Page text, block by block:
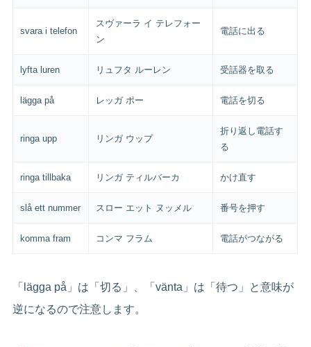
svara i telefon
スヴァーラ イ テレフォー
ン
電話に出る
lyfta luren リュフタ ルーレン 受話器を取る
lägga på レッガ ポー 電話を切る
ringa upp リンガ ウップ
折り返し電話す
る
ringa tillbaka リンガ ティルバーカ かけ直す
slå ett nummer スロー エット ヌッメル 番号を押す
komma fram コンマ フラム 電話がつながる
「lägga på」は「切る」、「vänta」は「待つ」と意味が
逆になるので注意します。